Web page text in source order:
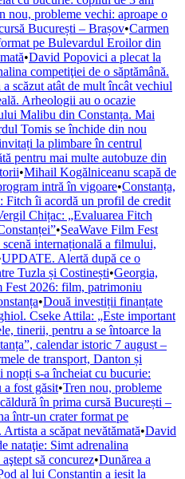
nou, probleme vechi: aproape o
București – Brașov•Carmen
pe Bulevardul Eroilor din
•David Popovici a plecat la
competiţiei de o săptămână.
a scăzut atât de mult încât vechiul
Arheologii au o ocazie
Malibu din Constanța. Mai
Tomis se închide din nou
la plimbare în centrul
pentru mai multe autobuze din
•Mihail Kogălniceanu scapă de
intră în vigoare•Constanța,
Fitch îi acordă un profil de credit
Chițac: „Evaluarea Fitch
•SeaWave Film Fest
internațională a filmului,
UPDATE. Alertă după ce o
Tuzla și Costinești•Georgia,
Fest 2026: film, patrimoniu
•Două investiții finanțate
Cseke Attila: „Este important
tinerii, pentru a se întoarce la
calendar istoric 7 august –
de transport, Danton și
nopți s-a încheiat cu bucurie:
fost găsit•Tren nou, probleme
în prima cursă București –
într-un crater format pe
a scăpat nevătămată•David
nataţie: Simt adrenalina
să concurez•Dunărea a
al lui Constantin a ieșit la